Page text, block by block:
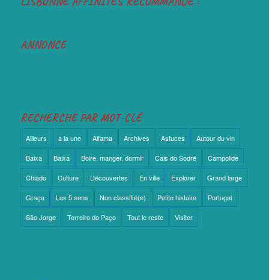
ANNONCE
RECHERCHE PAR MOT-CLÉ
Ailleurs a la une Alfama Archives Astuces Autour du vin
Baixa Baixa Boire, manger, dormir Cais do Sodré Campolide
Chiado Culture Découvertes En ville Explorer Grand large
Graça Les 5 sens Non classifié(e) Petite histoire Portugal
São Jorge Terreiro do Paço Tout le reste Visiter